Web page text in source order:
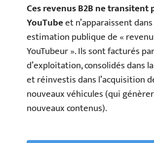
Ces revenus B2B ne transitent
YouTubeet n’apparaissent
estimation publique de «
YouTubeur ». Ils sont facturés
d’exploitation, consolidés dans
et réinvestis dans l’acquisition
nouveaux véhicules (qui
nouveaux contenus).